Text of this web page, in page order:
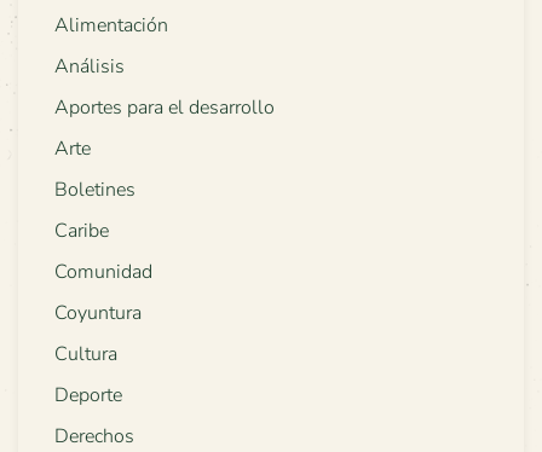
Alimentación
Análisis
Aportes para el desarrollo
Arte
Boletines
Caribe
Comunidad
Coyuntura
Cultura
Deporte
Derechos